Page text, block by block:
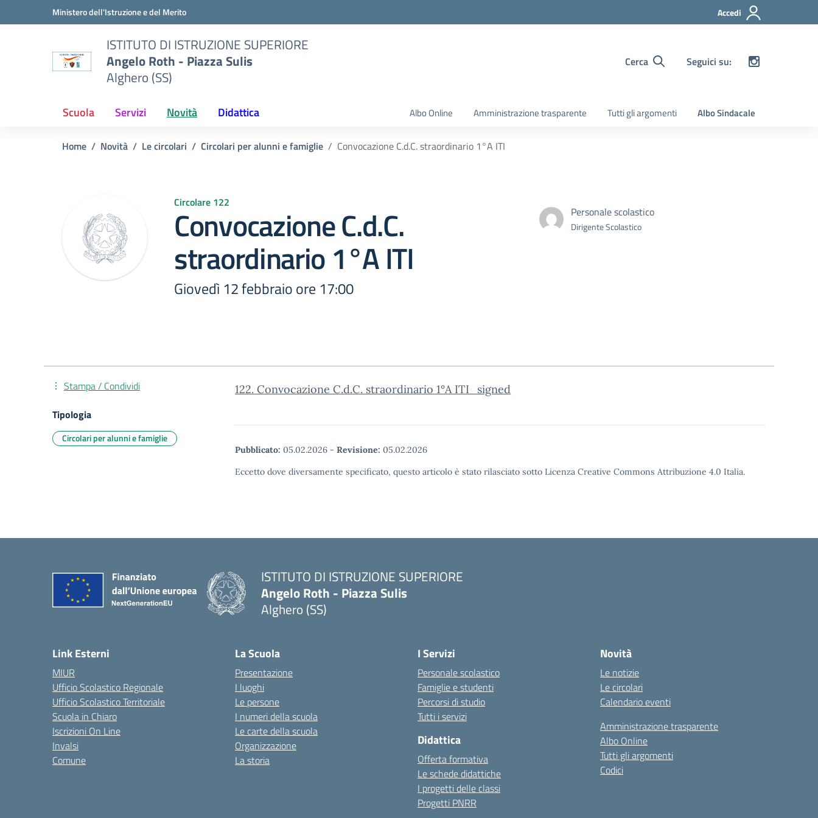
Vai ai contenuti
Vai al menu di navigazioneMinistero dell'Istruzione e del Merito Accedi
ISTITUTO DI ISTRUZIONE SUPERIORE
Angelo Roth - Piazza Sulis
Alghero (SS)
Cerca Seguici su:
Scuola Servizi Novità Didattica Albo Online Amministrazione trasparente Tutti gli argomenti Albo Sindacale
Home Novità Le circolari Circolari per alunni e famiglie Convocazione C.d.C. straordinario 1°A ITI
Circolare 122
Convocazione C.d.C.
straordinario 1°A ITI
Giovedì 12 febbraio ore 17:00
Personale scolastico
Dirigente Scolastico
122. Convocazione C.d.C. straordinario 1°A ITI_signed
Pubblicato: 05.02.2026 - Revisione: 05.02.2026
Eccetto dove diversamente specificato, questo articolo è stato rilasciato sotto Licenza Creative Commons Attribuzione 4.0 Italia.
Stampa / Condividi
Tipologia
Circolari per alunni e famiglie
ISTITUTO DI ISTRUZIONE SUPERIORE
Angelo Roth - Piazza Sulis
Alghero (SS)
Link Esterni
MIUR
Ufficio Scolastico Regionale
Ufficio Scolastico Territoriale
Scuola in Chiaro
Iscrizioni On Line
Invalsi
Comune
La Scuola
Presentazione
I luoghi
Le persone
I numeri della scuola
Le carte della scuola
Organizzazione
La storia
I Servizi
Personale scolastico
Famiglie e studenti
Percorsi di studio
Tutti i servizi
Didattica
Offerta formativa
Le schede didattiche
I progetti delle classi
Progetti PNRR
Novità
Le notizie
Le circolari
Calendario eventi
Amministrazione trasparente
Albo Online
Tutti gli argomenti
Codici